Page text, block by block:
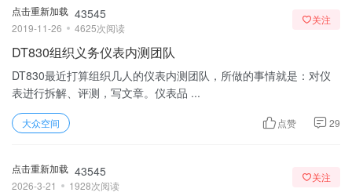
点击重新加载 43545
2019-11-26 4625次阅读
关注
DT830组织义务仪表内测团队
DT830最近打算组织几人的仪表内测团队，所做的事情就是：对仪
表进行拆解、评测，写文章。仪表品 ...
大众空间 点赞 29
点击重新加载 43545
2026-3-21 1928次阅读
关注